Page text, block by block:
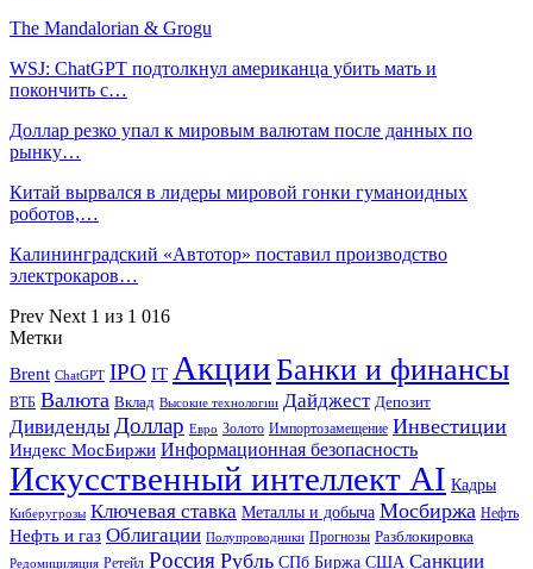
The Mandalorian & Grogu
WSJ: ChatGPT подтолкнул американца убить мать и
покончить с…
Доллар резко упал к мировым валютам после данных по
рынку…
Китай вырвался в лидеры мировой гонки гуманоидных
роботов,…
Калининградский «Автотор» поставил производство
электрокаров…
Prev Next 1 из 1 016
Метки
Brent ChatGPT IPO IT АкцииБанки и финансы
ВТБ Валюта Вклад Высокие технологии Дайджест Депозит
Дивиденды Доллар Евро Золото Импортозамещение Инвестиции
Индекс МосБиржи Информационная безопасность
Искусственный интеллект AI Кадры
Киберугрозы Ключевая ставка Металлы и добыча Мосбиржа Нефть
Нефть и газ Облигации Полупроводники Прогнозы Разблокировка
Редомициляция Ретейл Россия Рубль СПб Биржа США Санкции